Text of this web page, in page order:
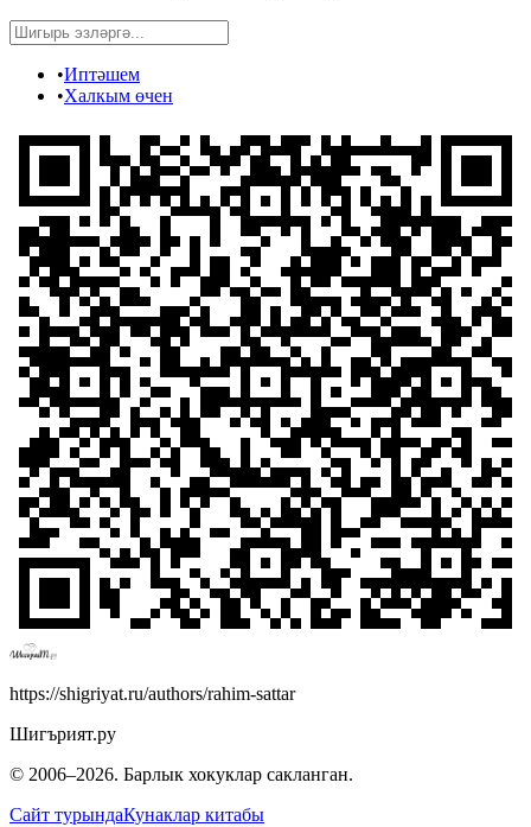
•Иптәшем
•Халкым өчен
https://shigriyat.ru/authors/rahim-sattar
Шигърият.ру
© 2006–2026. Барлык хокуклар сакланган.
Сайт турындаКунаклар китабы